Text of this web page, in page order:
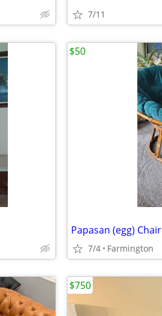
7/11
Papasan (egg) Chair
7/4 Farmington
$50
$750